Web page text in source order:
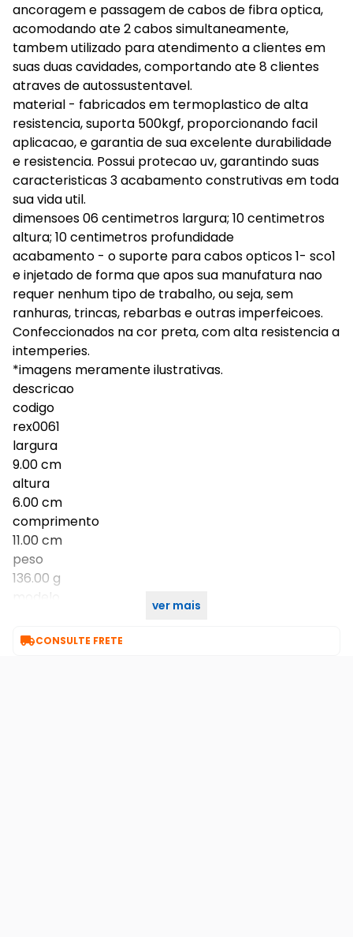
ancoragem e passagem de cabos de fibra optica,
acomodando ate 2 cabos simultaneamente,
tambem utilizado para atendimento a clientes em
suas duas cavidades, comportando ate 8 clientes
atraves de autossustentavel.
material - fabricados em termoplastico de alta
resistencia, suporta 500kgf, proporcionando facil
aplicacao, e garantia de sua excelente durabilidade
e resistencia. Possui protecao uv, garantindo suas
caracteristicas 3 acabamento construtivas em toda
sua vida util.
dimensoes 06 centimetros largura; 10 centimetros
altura; 10 centimetros profundidade
acabamento - o suporte para cabos opticos 1- sco1
e injetado de forma que apos sua manufatura nao
requer nenhum tipo de trabalho, ou seja, sem
ranhuras, trincas, rebarbas e outras imperfeicoes.
Confeccionados na cor preta, com alta resistencia a
intemperies.
*imagens meramente ilustrativas.
descricao
codigo
rex0061
largura
9.00 cm
altura
6.00 cm
comprimento
11.00 cm
peso
136.00 g
modelo
ver mais
CONSULTE FRETE